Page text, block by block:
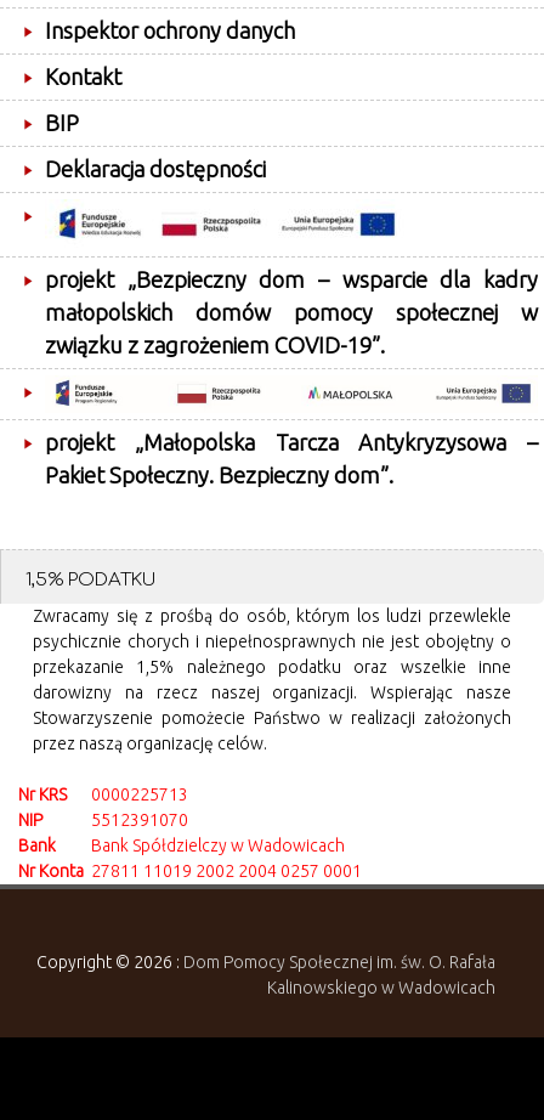
Inspektor ochrony danych
Kontakt
BIP
Deklaracja dostępności
projekt „Bezpieczny dom – wsparcie dla kadry
małopolskich domów pomocy społecznej w
związku z zagrożeniem COVID-19”.
projekt „Małopolska Tarcza Antykryzysowa –
Pakiet Społeczny. Bezpieczny dom”.
1,5% PODATKU
Zwracamy się z prośbą do osób, którym los ludzi przewlekle
psychicznie chorych i niepełnosprawnych nie jest obojętny o
przekazanie 1,5% należnego podatku oraz wszelkie inne
darowizny na rzecz naszej organizacji. Wspierając nasze
Stowarzyszenie pomożecie Państwo w realizacji założonych
przez naszą organizację celów.
Nr KRS
0000225713
NIP
5512391070
Bank
Bank Spółdzielczy w Wadowicach
Nr Konta 27811 11019 2002 2004 0257 0001
Copyright © 2026 : Dom Pomocy Społecznej im. św. O. Rafała
Kalinowskiego w Wadowicach